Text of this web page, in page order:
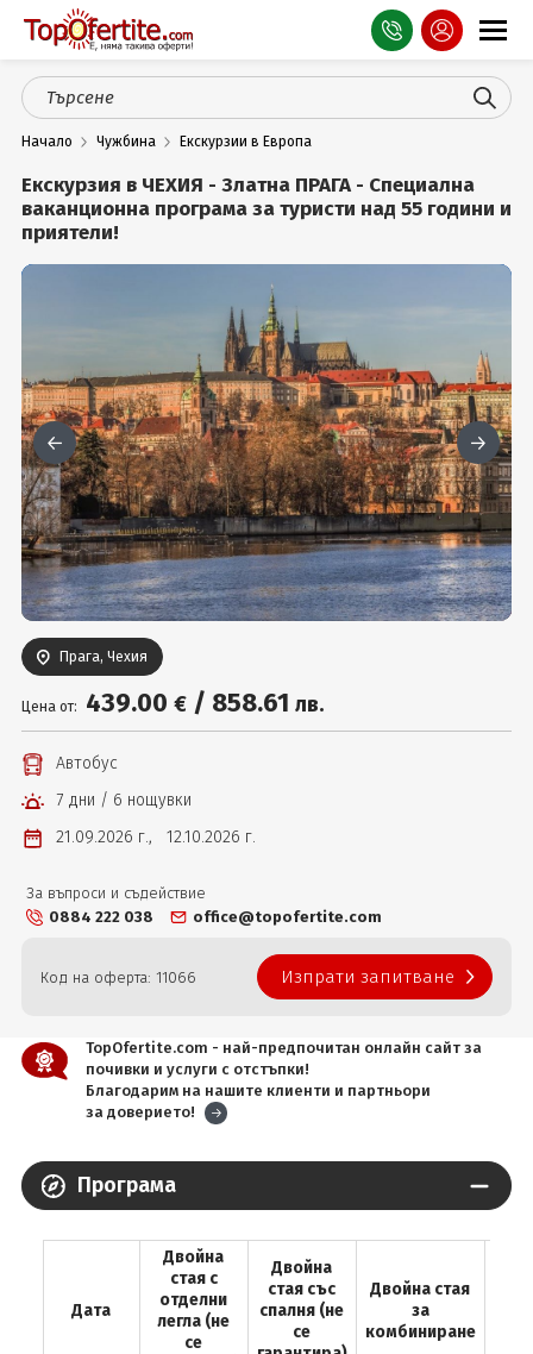
Оферти
СПА
Планина
Турция
Гърция
Услуги
Вход
Начало Чужбина Екскурзии в Европа
Екскурзия в ЧЕХИЯ - Златна ПРАГА - Специална
ваканционна програма за туристи над 55 години и
приятели!
Прага, Чехия
Цена от: 439.00 € / 858.61 лв.
Автобус
7 дни / 6 нощувки
21.09.2026 г., 12.10.2026 г.
За въпроси и съдействие
0884 222 038
office@topofertite.com
Код на оферта: 11066 Изпрати запитване
TopOfertite.com - най-предпочитан онлайн сайт за
почивки и услуги с отстъпки!
Благодарим на нашите клиенти и партньори
за доверието!
Програма
Дата
Двойна
стая с
отделни
легла (не
се
Двойна
стая със
спалня (не
се
Двойна стая
за
комбиниране